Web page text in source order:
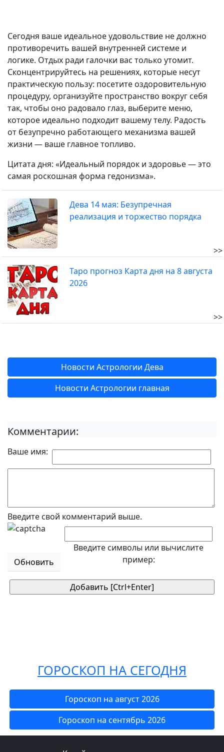
Сегодня ваше идеальное удовольствие не должно
противоречить вашей внутренней системе и
логике. Отдых ради галочки вас только утомит.
Сконцентрируйтесь на решениях, которые несут
практическую пользу: посетите оздоровительную
процедуру, организуйте пространство вокруг себя
так, чтобы оно радовало глаз, выберите меню,
которое идеально подходит вашему телу. Радость
от безупречно работающего механизма вашей
жизни — ваше главное топливо.
Цитата дня: «Идеальный порядок и здоровье — это
самая роскошная форма гедонизма».
Дева 14 мая: Безупречная
реализация и торжество порядка
>>
Таро прогноз Карта дня на 8 августа
2026
>>
Новости Астрологии Дева
Новости Астрологии главная
Комментарии:
Ваше имя:
Введите свой комментарий выше.
Обновить
Введите символы или вычислите
пример:
ГОРОСКОП НА СЕГОДНЯ
Гороскоп на август 2026
Гороскоп на сентябрь 2026